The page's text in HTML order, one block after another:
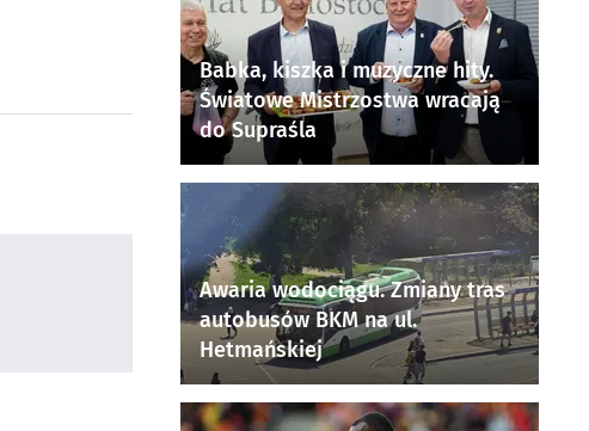
Babka, kiszka i muzyczne hity.
Światowe Mistrzostwa wracają
do Supraśla
Awaria wodociągu. Zmiany tras
autobusów BKM na ul.
Hetmańskiej